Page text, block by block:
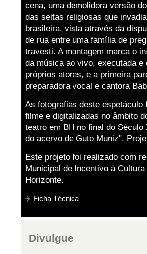
cena, uma demolidora versão
das seitas religiosas que
brasileira, vista através da
de rua entre uma família de
travesti. A montagem marca o
da música ao vivo, executada e
próprios atores, e a primeira
preparadora vocal e cantora
As fotografias deste espetáculo
filme e digitalizadas no âmbito
teatro em BH no final do Século
do acervo de Guto Muniz".
Este projeto foi realizado com
Municipal de Incentivo à Cultura
Horizonte.
Ficha Técnica
Divulgue